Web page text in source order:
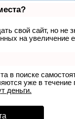
свой сайт, но не
на увеличение
в поиске
уже в
деньги.